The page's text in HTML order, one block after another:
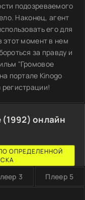
подозреваемого
Наконец, агент
его для
этот момент в нем
за правду и
"Громовое
портале Kinogo
онлайн
ОПРЕДЕЛЕННОЙ
3 Плеер 5